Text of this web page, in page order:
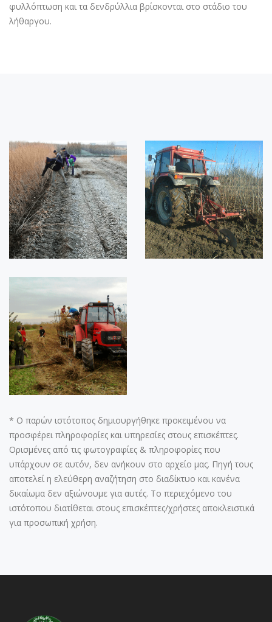
φυλλόπτωση και τα δενδρύλλια βρίσκονται στο στάδιο του
λήθαργου.
* Ο παρών ιστότοπος δημιουργήθηκε προκειμένου να
προσφέρει πληροφορίες και υπηρεσίες στους επισκέπτες.
Ορισμένες από τις φωτογραφίες & πληροφορίες που
υπάρχουν σε αυτόν, δεν ανήκουν στο αρχείο μας. Πηγή τους
αποτελεί η ελεύθερη αναζήτηση στο διαδίκτυο και κανένα
δικαίωμα δεν αξιώνουμε για αυτές. Το περιεχόμενο του
ιστότοπου διατίθεται στους επισκέπτες/χρήστες αποκλειστικά
για προσωπική χρήση.